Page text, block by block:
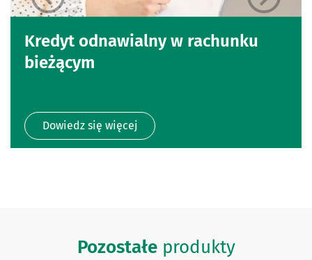
Kredyt odnawialny w rachunku
bieżącym
Dowiedz się więcej
Pozostałeprodukty